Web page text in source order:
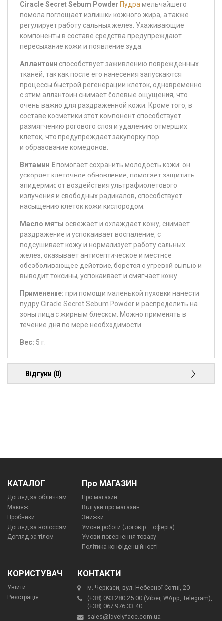
Ciracle Secret Sebum Powder Пудрамельчайшего
помола поглощает излишки кожного жира, а также
регулирует работу сальных желез. Ухаживающие
компоненты в составе средства предупреждают
пересыхание кожи и появление зуда.
Аллантоин способствует заживлению поврежденных
тканей, так как после его нанесения запускаются
процессы быстрой регенерации клеток, одновременно
с этим аллантоин снимает болевые ощущения, что
очень важно для раздраженной кожи. Кроме того, в
составе косметики этот компонент способствует
размягчению рогового слоя и удалению отмерших
клеток, что предупреждает закупорку пор
и образование комедонов.
Витамин Eпомогает сохранить молодость кожи: он
ускоряет клеточное обновление, помогает защитить
эпидермис от воздействия ультрафиолетового
излучения и свободных радикалов, способствует
насыщению клеток кожи кислородом.
Масло мяты освежает и охлаждает кожу, снимает
раздражение и успокаивает воспаление, с
подсушивает кожу и нормализует работу сальных
желез, оказывает антисептическое и местное
обезболивающее действие, борется с угревой сыпью и
выводит токсины, успокаивает и смягчает кожу.
Применение: при помощи маленькой пуховки нанести
пудру Ciracle Secret Sebum Powder и распределить на
зоны лица с жирным блеском. Можно применять в
течение дня по мере необходимости.
Вес: 5 г.
Відгуки (0)
КАТАЛОГ
Догляд за обличчям
Макіяж
Пробники
Догляд за волоссям
Догляд за тілом
Про МАГАЗИН
Про магазин
Відгуки про магазин
Знижки
Умови роботи (договір – оферта)
Умови повернення товару
Політика конфіденційності
КОРИСТУВАЧ
Увійти
Реєстрація
КОНТАКТИ
м. Черкаси, вул. Небесної Сотні, 20
(+38) 093 280 25 00 (Viber, WApp, Telegram),
(+38) 067 976 33 40
sales@lovelyface.com.ua